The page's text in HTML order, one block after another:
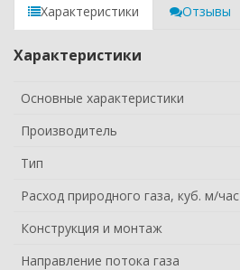
Характеристики Отзывы
Характеристики
Основные характеристики
Производитель
Тип
Расход природного газа, куб. м/час
Конструкция и монтаж
Направление потока газа